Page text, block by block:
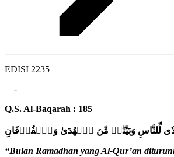
EDISI 2235
—-
Q.S. Al-Baqarah : 185
لِّلنَّاسِ وَبَيِّنَٰتٖ مِّنَ ٱ لۡهُدَىٰ وَٱ لۡفُرۡقَانِ
“Bulan Ramadhan yang Al-Qur’an